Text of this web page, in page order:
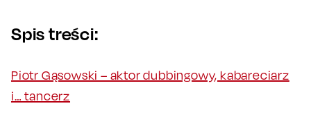
Spis treści:
Piotr Gąsowski – aktor dubbingowy, kabareciarz
i… tancerz